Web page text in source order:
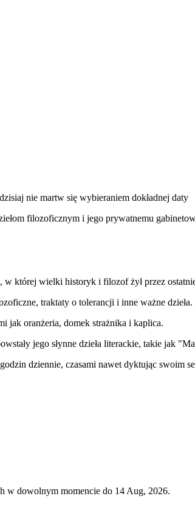
nie martw się wybieraniem dokładnej daty
filozoficznym i jego prywatnemu
w której wielki historyk i filozof żył przez
traktaty o tolerancji i inne ważne dzieła.
jak oranżeria, domek strażnika i kaplica.
jego słynne dzieła literackie, takie jak
dziennie, czasami nawet dyktując swoim
w dowolnym momencie do 14 Aug, 2026.